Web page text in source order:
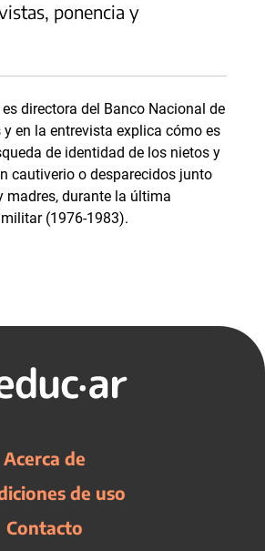
ponencia y
directora del Banco Nacional de
y en la entrevista explica cómo es
de identidad de los nietos y
cautiverio o desparecidos junto
madres, durante la última
(1976-1983).
Acerca de
de uso
Contacto